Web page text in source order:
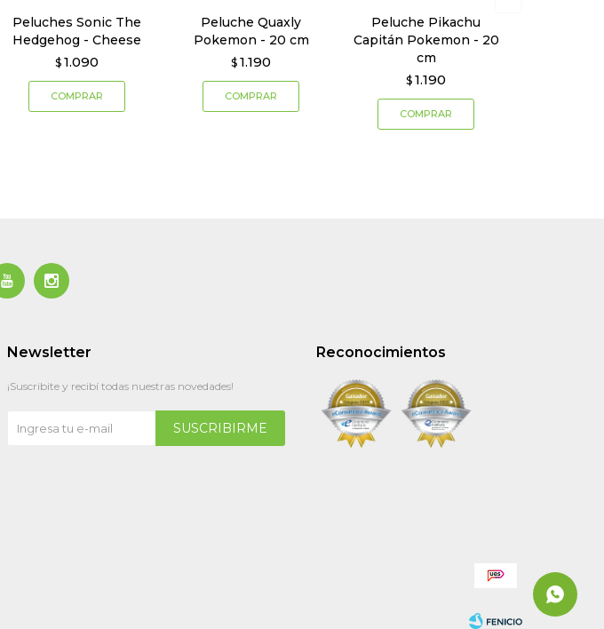
Peluches Sonic The
Hedgehog - Cheese
$ 1.090
Peluche Quaxly
Pokemon - 20 cm
$ 1.190
Peluche Pikachu
Capitán Pokemon - 20
cm
$ 1.190
 
Reconocimientos
Newsletter
¡Suscribite y recibí todas nuestras novedades!
SUSCRIBIRME